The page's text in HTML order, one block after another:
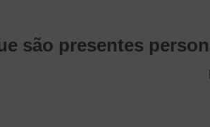
são presentes